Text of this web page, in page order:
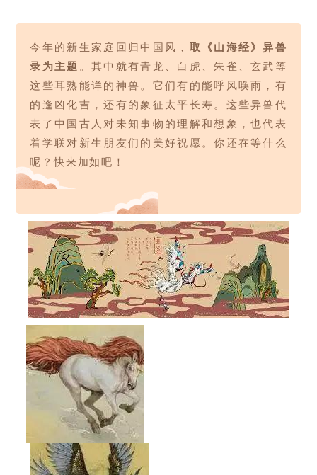
今年的新生家庭回归中国风， 取《山海经》异兽
录为主题 。其中就有青龙、白虎、朱雀、玄武等
这些耳熟能详的神兽。它们有的能呼风唤雨，有
的逢凶化吉，还有的象征太平长寿。这些异兽代
表了中国古人对未知事物的理解和想象，也代表
着学联对新生朋友们的美好祝愿。你还在等什么
呢？快来加如吧！